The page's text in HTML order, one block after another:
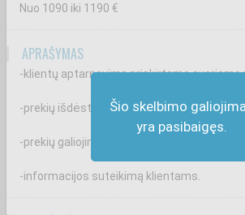
Šio skelbimo
yra pasibaigęs.
Nuo 1090 iki 1190 €
APRAŠYMAS
-klientų aptarnavimą priskirtame sveriamo
-prekių išdėstymą ir priežiūrą vitrinose;
-prekių galiojimo terminų kontrolę;
-informacijos suteikimą klientams.